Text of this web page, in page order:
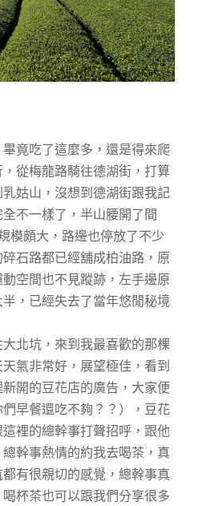
竟吃了這麼多，還是得來爬
從梅龍路騎往德湖街，打算
姑山，沒想到德湖街跟我記
不一樣了，半山腰開了間
模頗大，路邊也停放了不少
石路都已經舖成柏油路，原
空間也不見蹤跡，左手邊原
，已經失去了當年悠閒秘境
北坑，來到我最喜歡的那棵
氣非常好，展望極佳，看到
開的豆花店的廣告，大家便
早餐還吃不夠？？），豆花
裡的總幹事打聲招呼，跟他
幹事熱情的約我去喝茶，真
有很親切的感覺，總幹事真
杯茶也可以跟我們分享很多